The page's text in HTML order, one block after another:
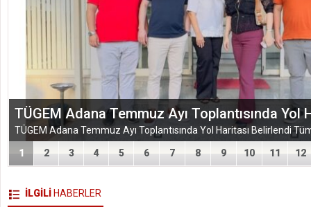
EĞİTİM-BİR-SEN ADANA ŞUBESİ’NDEN
VEFA VE DAYANIŞMA ÇIKARMASI
1 2 3 4 5 6 7 8 9 10 11 12
İLGİLİ HABERLER